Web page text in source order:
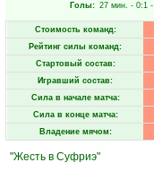
Голы: 27 мин. - 0:1 -
Стоимость команд:
Рейтинг силы команд:
Стартовый состав:
Игравший состав:
Сила в начале матча:
Сила в конце матча:
Владение мячом:
"Жесть в Суфриэ"